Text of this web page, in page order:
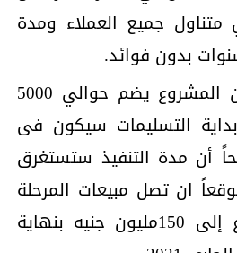
متناول جميع العملاء ومدة
ولفت عاطف إلى أن المشروع يضم حوالي 5000
التسليمات سيكون فى
، موضحاً أن مدة التنفيذ ستستغرق
متوقعاً ان تصل مبيعات المرحلة
الأولى من المشروع إلى 150مليون جنيه بنهاية